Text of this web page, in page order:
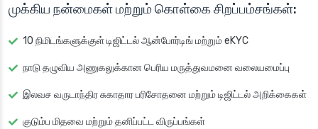
முக்கிய நன்மைகள் மற்றும் கொள்கை சிறப்பம்சங்கள்:
10 நிமிடங்களுக்குள் டிஜிட்டல் ஆன்போர்டிங் மற்றும் eKYC
நாடு தழுவிய அணுகலுக்கான பெரிய மருத்துவமனை வலையமைப்பு
இலவச வருடாந்திர சுகாதார பரிசோதனை மற்றும் டிஜிட்டல் அறிக்கைகள்
குடும்ப மிதவை மற்றும் தனிப்பட்ட விருப்பங்கள்